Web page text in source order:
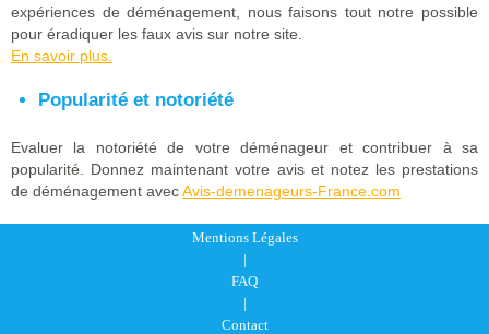
expériences de déménagement, nous faisons tout notre possible
pour éradiquer les faux avis sur notre site.
En savoir plus.
Popularité et notoriété
Evaluer la notoriété de votre déménageur et contribuer à sa
popularité. Donnez maintenant votre avis et notez les prestations
de déménagement avecAvis-demenageurs-France.com
Mentions Légales
|
FAQ
|
Contact